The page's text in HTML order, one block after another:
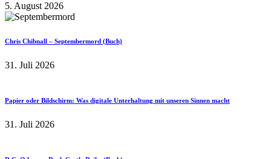
5. August 2026
Chris Chibnall – Septembermord (Buch)
31. Juli 2026
Papier oder Bildschirm: Was digitale Unterhaltung mit unseren Sinnen macht
31. Juli 2026